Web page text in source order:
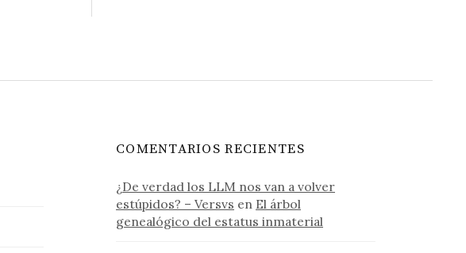
COMENTARIOS RECIENTES
¿De verdad los LLM nos van a volver
estúpidos? – Versvs en El árbol
genealógico del estatus inmaterial